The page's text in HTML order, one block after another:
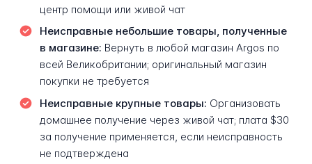
центр помощи или живой чат
Неисправные небольшие товары, полученные
в магазине: Вернуть в любой магазин Argos по
всей Великобритании; оригинальный магазин
покупки не требуется
Неисправные крупные товары: Организовать
домашнее получение через живой чат; плата $30
за получение применяется, если неисправность
не подтверждена